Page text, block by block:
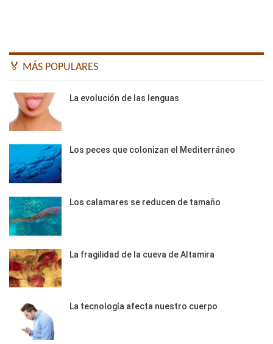
🏅 MÁS POPULARES
La evolución de las lenguas
Los peces que colonizan el Mediterráneo
Los calamares se reducen de tamaño
La fragilidad de la cueva de Altamira
La tecnología afecta nuestro cuerpo